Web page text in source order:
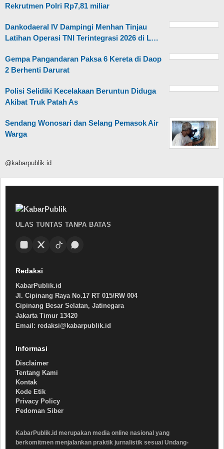
Rekrutmen Polri Rp7,81 miliar
Dankodaeral IV Dampingi Menhan Tinjau
Latihan Operasi TNI Terintegrasi 2026 di L…
Gempa Pangandaran Paksa 6 Kereta di Daop
2 Berhenti Darurat
Polisi Selidiki Kecelakaan Beruntun Diduga
Akibat Truk Patah As
Sendang Wonosari dan Selang Pemasok Air
Warga
@kabarpublik.id
ULAS TUNTAS TANPA BATAS
Redaksi
KabarPublik.id
Jl. Cipinang Raya No.17 RT 015/RW 004
Cipinang Besar Selatan, Jatinegara
Jakarta Timur 13420
Email: redaksi@kabarpublik.id
Informasi
Disclaimer
Tentang Kami
Kontak
Kode Etik
Privacy Policy
Pedoman Siber
KabarPublik.id merupakan media online nasional yang
berkomitmen menjalankan praktik jurnalistik sesuai Undang-